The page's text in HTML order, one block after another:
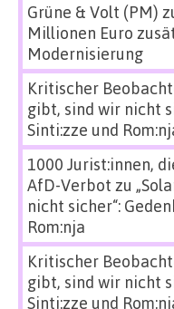
Grüne & Volt (PM)
Millionen Euro
Modernisierung
Kritischer
gibt, sind wir nicht
Sinti:zze und
1000 Jurist:innen,
AfD-Verbot zu
nicht sicher“:
Rom:nja
Kritischer
gibt, sind wir nicht
Sinti:zze und